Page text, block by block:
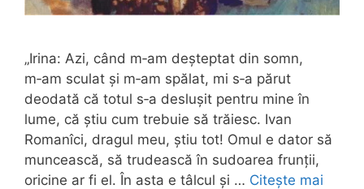
„Irina: Azi, când m‑am deșteptat din somn,
m‑am sculat și m‑am spălat, mi s‑a pă­rut
deodată că totul s‑a deslușit pentru mine în
lume, că știu cum trebuie să trăiesc. Ivan
Romanîci, dragul meu, știu tot! Omul e dator să
muncească, să trudească în sudoarea frunții,
oricine ar fi el. În asta e tâlcul și … Citește mai